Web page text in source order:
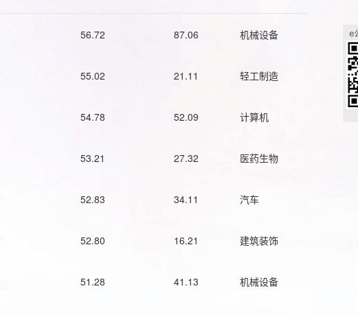
56.72 87.06 机械设备
55.02 21.11 轻工制造
54.78 52.09 计算机
53.21 27.32 医药生物
52.83 34.11 汽车
52.80 16.21 建筑装饰
51.28 41.13 机械设备